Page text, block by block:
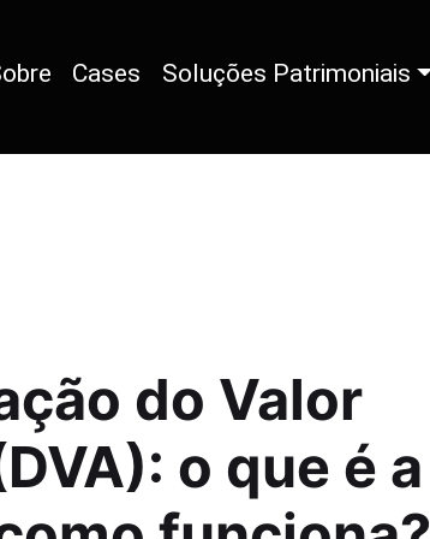
Cases Soluções Patrimoniais
do Valor
o que é a